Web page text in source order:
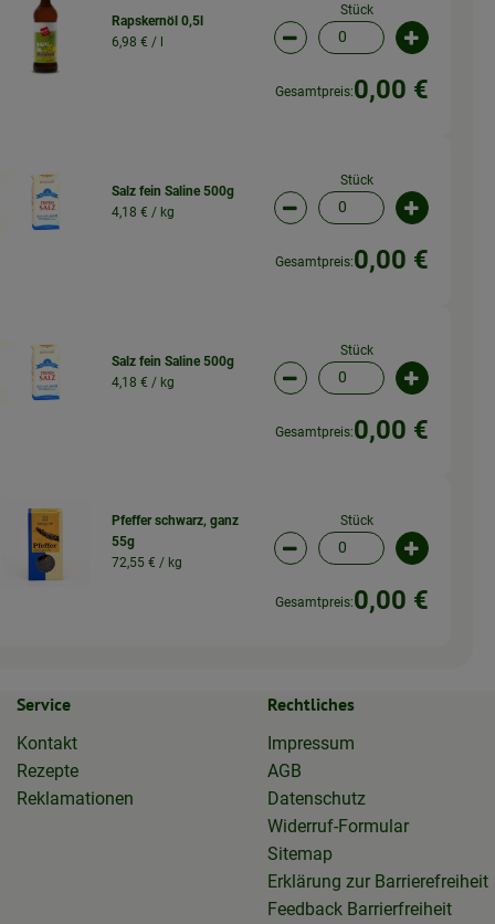
ändern
Rapskernöl 0,5l
6,98 € / l
Stück
Artikelanzahl verringern
Gesamtpreis:0,00 €
ändern
Salz fein Saline 500g
4,18 € / kg
Stück
Artikelanzahl verringern
Gesamtpreis:0,00 €
ändern
Salz fein Saline 500g
4,18 € / kg
Stück
Artikelanzahl verringern
Gesamtpreis:0,00 €
ändern
Pfeffer schwarz, ganz
55g
72,55 € / kg
Stück
Artikelanzahl verringern
Gesamtpreis:0,00 €
Service
Kontakt
Rezepte
Reklamationen
Rechtliches
Impressum
AGB
Datenschutz
Widerruf-Formular
Sitemap
Erklärung zur Barrierefreiheit
Feedback Barrierfreiheit